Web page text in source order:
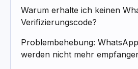
Warum erhalte ich keinen
Verifizierungscode?
Problembehebung:
werden nicht mehr